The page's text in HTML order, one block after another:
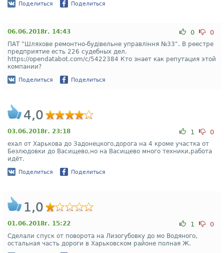
Поделиться Поделиться
06.06.2018г. 14:43 0 0
ПАТ "Шляхове ремонтно-будівельне управління №33". В реестре
предприятие есть 226 судебных дел.
https://opendatabot.com/c/5422384 Кто знает как репутация этой
компании?
Поделиться Поделиться
4,0
03.06.2018г. 23:18 1 0
ехал от Харькова до Задонецкого,дорога на 4 кроме участка от
Безлюдовки до Васищево,но на Васищево много техники,работа
идёт.
Поделиться Поделиться
1,0
01.06.2018г. 15:22 1 0
Сделали спуск от поворота на Лизогубовку до мо Водяного,
остальная часть дороги в Харьковском районе полная Ж.